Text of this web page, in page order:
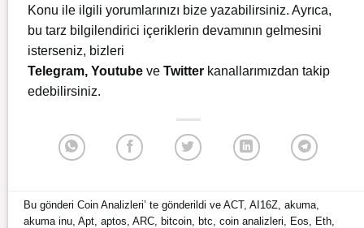
Konu ile ilgili yorumlarınızı bize yazabilirsiniz. Ayrıca,
bu tarz bilgilendirici içeriklerin devamının gelmesini
isterseniz, bizleri
Telegram, Youtube ve Twitter kanallarımızdan takip
edebilirsiniz.
Bu gönderiCoin Analizleri’ te gönderildi veACT,AI16Z ,akuma
akuma inu ,Apt ,aptos ,ARC ,bitcoin ,btc ,coin analizleri Eos Eth